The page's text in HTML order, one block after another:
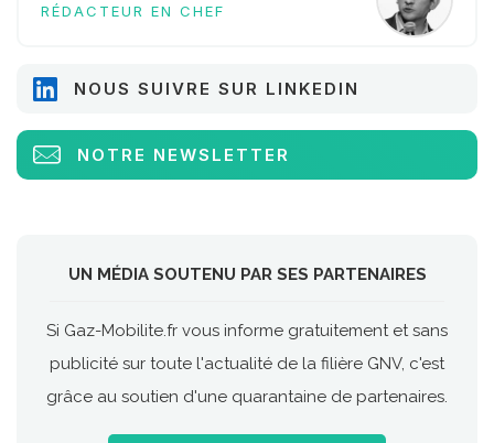
RÉDACTEUR EN CHEF
NOUS SUIVRE SUR LINKEDIN
NOTRE NEWSLETTER
UN MÉDIA SOUTENU PAR SES PARTENAIRES
Si Gaz-Mobilite.fr vous informe gratuitement et sans
publicité sur toute l'actualité de la filière GNV, c'est
grâce au soutien d'une quarantaine de partenaires.